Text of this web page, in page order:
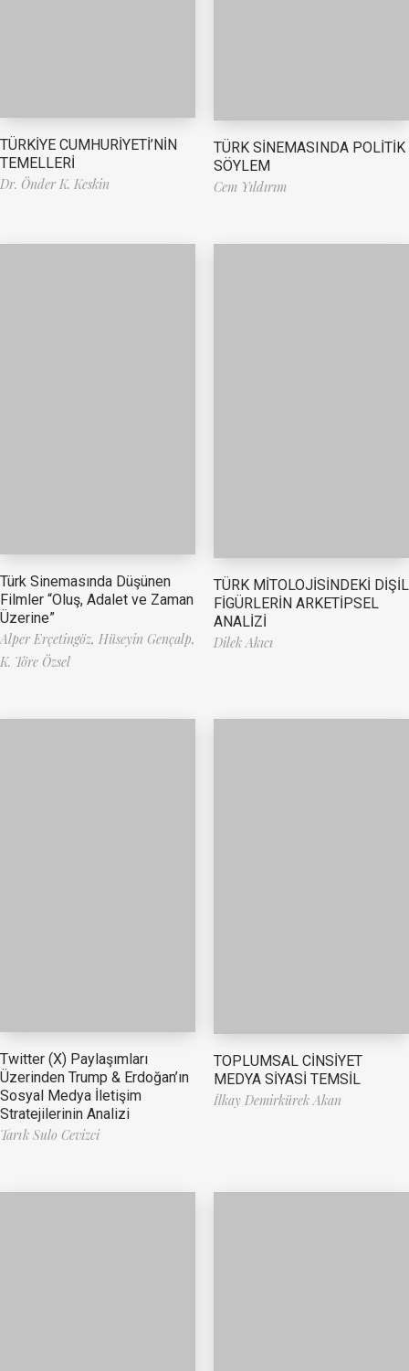
TÜRKİYE CUMHURİYETİ’NİN
TEMELLERİ
Dr. Önder K. Keskin
TÜRK SİNEMASINDA POLİTİK
SÖYLEM
Cem Yıldırım
Türk Sinemasında Düşünen
Filmler “Oluş, Adalet ve Zaman
Üzerine”
Alper Erçetingöz, Hüseyin Gençalp,
K. Töre Özsel
TÜRK MİTOLOJİSİNDEKİ DİŞİL
FİGÜRLERİN ARKETİPSEL
ANALİZİ
Dilek Akıcı
Twitter (X) Paylaşımları
Üzerinden Trump & Erdoğan’ın
Sosyal Medya İletişim
Stratejilerinin Analizi
Tarık Sulo Cevizci
TOPLUMSAL CİNSİYET
MEDYA SİYASİ TEMSİL
İlkay Demirkürek Akan